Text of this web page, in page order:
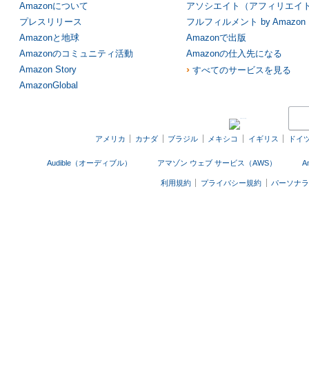
Amazonについて
プレスリリース
Amazonと地球
Amazonのコミュニティ活動
Amazon Story
AmazonGlobal
アソシエイト（アフィリエイ
フルフィルメント by Amazon
Amazonで出版
Amazonの仕入先になる
› すべてのサービスを見る
アメリカ カナダ ブラジル メキシコ イギリス ドイ
Audible（オーディブル） アマゾン ウェブ サービス（AWS）
利用規約 プライバシー規約 パーソナ